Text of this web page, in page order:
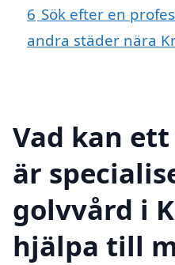
6 Sök efter en
andra städer nära
Vad kan
är
golvvård i
hjälpa till